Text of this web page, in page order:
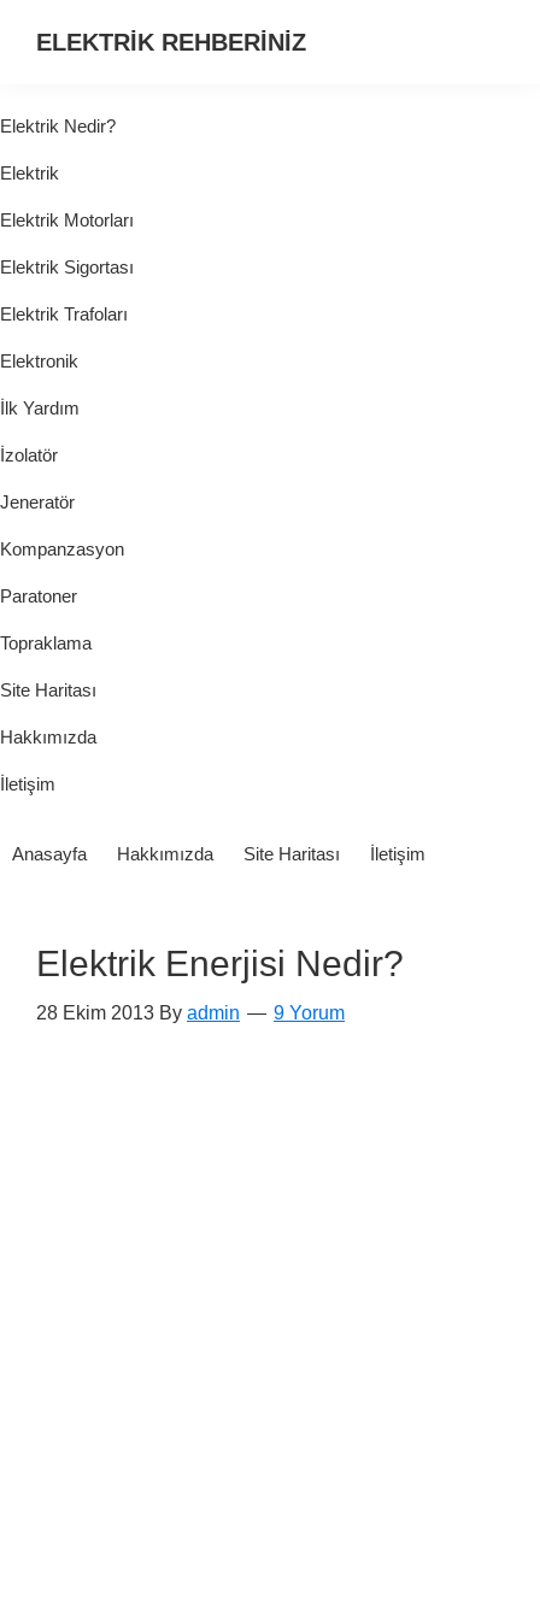
ELEKTRİK REHBERİNİZ
HER
ŞEY...
Elektrik Nedir?
Elektrik
Elektrik Motorları
Elektrik Sigortası
Elektrik Trafoları
Elektronik
İlk Yardım
İzolatör
Jeneratör
Kompanzasyon
Paratoner
Topraklama
Site Haritası
Hakkımızda
İletişim
Anasayfa Hakkımızda Site Haritası İletişim
Elektrik Enerjisi Nedir?
28 Ekim 2013 By admin 9 Yorum